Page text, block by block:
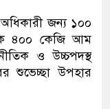
অধিকারী জন্য ১০০
৪০০ কেজি আম
ও উচ্চপদস্থ
শুভেচ্ছা উপহার